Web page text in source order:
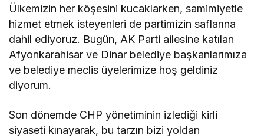
Ülkemizin her köşesini kucaklarken, samimiyetle
hizmet etmek isteyenleri de partimizin saflarına
dahil ediyoruz. Bugün, AK Parti ailesine katılan
Afyonkarahisar ve Dinar belediye başkanlarımıza
ve belediye meclis üyelerimize hoş geldiniz
diyorum.
Son dönemde CHP yönetiminin izlediği kirli
siyaseti kınayarak, bu tarzın bizi yoldan